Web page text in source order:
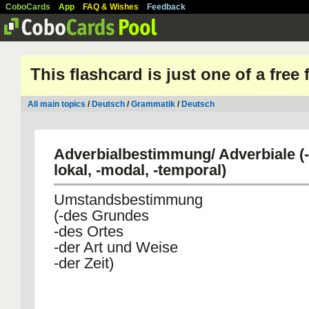
CoboCards App FAQ & Wishes Feedback
This flashcard is just one of a free
All main topics / Deutsch /Grammatik / Deutsch
Adverbialbestimmung/ Adverbiale
lokal, -modal, -temporal)
Umstandsbestimmung
(-des Grundes
-des Ortes
-der Art und Weise
-der Zeit)